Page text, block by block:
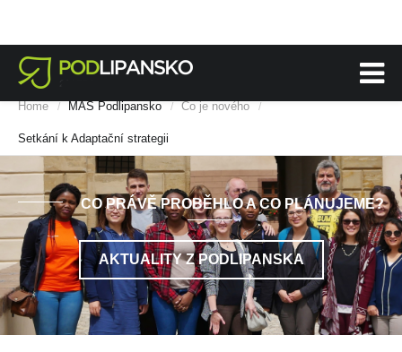
Home / MAS Podlipansko / Co je nového /
Setkání k Adaptační strategii
CO PRÁVĚ PROBĚHLO A CO PLÁNUJEME?
AKTUALITY Z PODLIPANSKA